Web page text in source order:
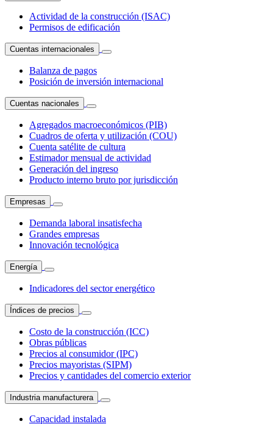
Actividad de la construcción (ISAC)
Permisos de edificación
Cuentas internacionales
Balanza de pagos
Posición de inversión internacional
Cuentas nacionales
Agregados macroeconómicos (PIB)
Cuadros de oferta y utilización (COU)
Cuenta satélite de cultura
Estimador mensual de actividad
Generación del ingreso
Producto interno bruto por jurisdicción
Empresas
Demanda laboral insatisfecha
Grandes empresas
Innovación tecnológica
Energía
Indicadores del sector energético
Índices de precios
Costo de la construcción (ICC)
Obras públicas
Precios al consumidor (IPC)
Precios mayoristas (SIPM)
Precios y cantidades del comercio exterior
Industria manufacturera
Capacidad instalada